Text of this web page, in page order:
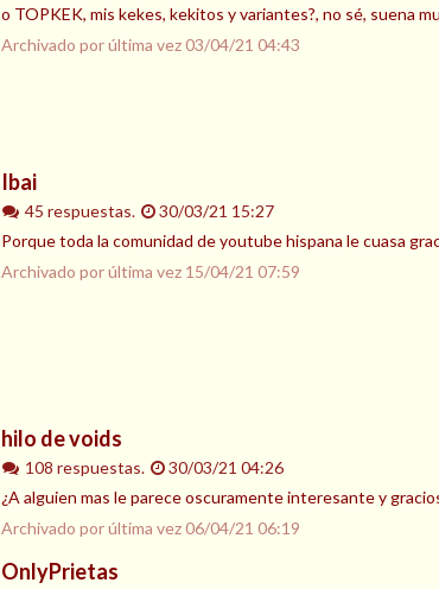
o TOPKEK, mis kekes, kekitos y variantes?, no sé, suena
Archivado por última vez03/04/21 04:43
Ibai
45 respuestas.
30/03/21 15:27
Porque toda la comunidad de youtube hispana le cuasa
Archivado por última vez 15/04/21 07:59
hilo de voids
108 respuestas.
30/03/21 04:26
¿A alguien mas le parece oscuramente interesante y
Archivado por última vez06/04/21 06:19
OnlyPrietas